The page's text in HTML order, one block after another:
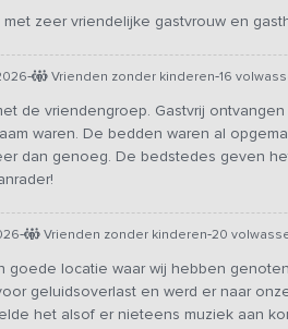
zeer vriendelijke gastvrouw en
- Vrienden zonder kinderen-16
de vriendengroep. Gastvrij
waren. De bedden waren al
dan genoeg. De bedstedes geven
- Vrienden zonder kinderen-20
goede locatie waar wij hebben
geluidsoverlast en werd er naar
het alsof er nieteens muziek aan